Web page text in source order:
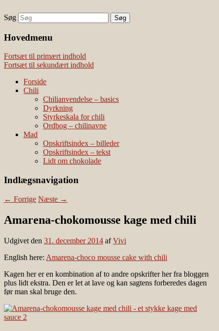
Наши партнеры
лучшие займы
Vivis chili
chili – dyrkning og mad
Søg
Hovedmenu
Fortsæt til primært indhold
Fortsæt til sekundært indhold
Forside
Chili
Chilianvendelse – basics
Dyrkning
Styrkeskala for chili
Ordbog – chilinavne
Mad
Opskriftsindex – billeder
Opskriftsindex – tekst
Lidt om chokolade
Indlægsnavigation
← Forrige Næste →
Amarena-chokomousse kage med chili
Udgivet den 31. december 2014 afVivi
English here: Amarena-choco mousse cake with chili
Kagen her er en kombination af to andre opskrifter her fra bloggen
plus lidt ekstra. Den er let at lave og kan sagtens forberedes dagen
før man skal bruge den.